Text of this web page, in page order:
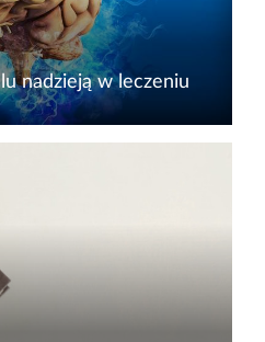
nadzieją w leczeniu
przez naukowców z
(ANU)
neuronów
za
że stosowanie...